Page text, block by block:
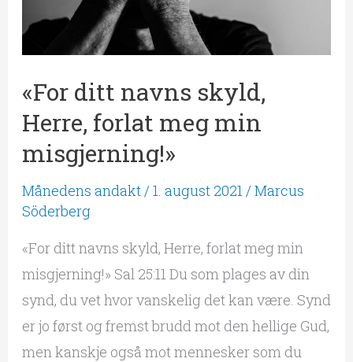
«For ditt navns skyld,
Herre, forlat meg min
misgjerning!»
Månedens andakt/1. august 2021/Marcus
Söderberg
«For ditt navns skyld, Herre, forlat meg min
misgjerning!» Sal 25:11 Du som plages av din
synd, du vet hvor vanskelig det kan være. Synd
er jo først og fremst brudd mot den hellige Gud,
men kanskje også mot mennesker som du
meg